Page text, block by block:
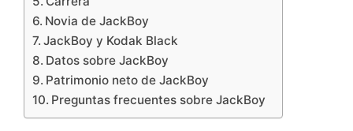
Novia de JackBoy
JackBoy y Kodak Black
Datos sobre JackBoy
Patrimonio neto de JackBoy
Preguntas frecuentes sobre JackBoy